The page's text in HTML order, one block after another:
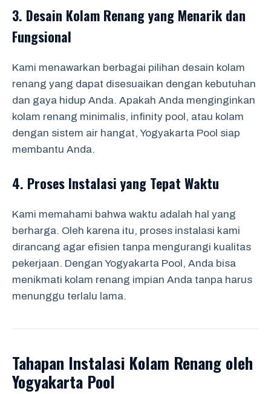
3. Desain Kolam Renang yang Menarik dan
Fungsional
Kami menawarkan berbagai pilihan desain kolam
renang yang dapat disesuaikan dengan kebutuhan
dan gaya hidup Anda. Apakah Anda menginginkan
kolam renang minimalis, infinity pool, atau kolam
dengan sistem air hangat, Yogyakarta Pool siap
membantu Anda.
4. Proses Instalasi yang Tepat Waktu
Kami memahami bahwa waktu adalah hal yang
berharga. Oleh karena itu, proses instalasi kami
dirancang agar efisien tanpa mengurangi kualitas
pekerjaan. Dengan Yogyakarta Pool, Anda bisa
menikmati kolam renang impian Anda tanpa harus
menunggu terlalu lama.
Tahapan Instalasi Kolam Renang oleh
Yogyakarta Pool